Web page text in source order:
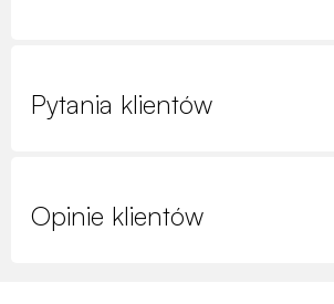
Pytania klientów
Opinie klientów